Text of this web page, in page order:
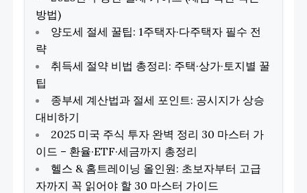
방법)
양도세 절세 꿀팁: 1주택자·다주택자 필수 전
략
취득세 절약 비법 총정리: 주택·상가·토지별 꿀
팁
종부세 계산법과 절세 포인트: 공시지가 상승
대비하기
2025 미국 주식 투자 완벽 정리 30 마스터 가
이드 – 환율·ETF·세금까지 총정리
헬스 & 홈트레이닝 올인원: 초보자부터 고급
자까지 꼭 읽어야 할 30 마스터 가이드